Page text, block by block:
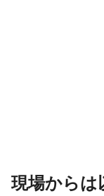
現場から